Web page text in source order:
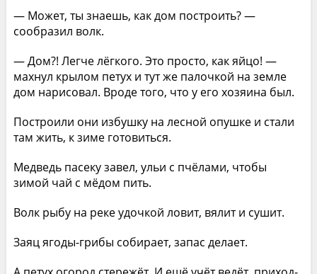
— Может, ты знаешь, как дом построить? —
сообразил волк.
— Дом?! Легче лёгкого. Это просто, как яйцо! —
махнул крылом петух и тут же палочкой на земле
дом нарисовал. Вроде того, что у его хозяина был.
Построили они избушку на лесной опушке и стали
там жить, к зиме готовиться.
Медведь пасеку завел, ульи с пчёлами, чтобы
зимой чай с мёдом пить.
Волк рыбу на реке удочкой ловит, вялит и сушит.
Заяц ягоды-грибы собирает, запас делает.